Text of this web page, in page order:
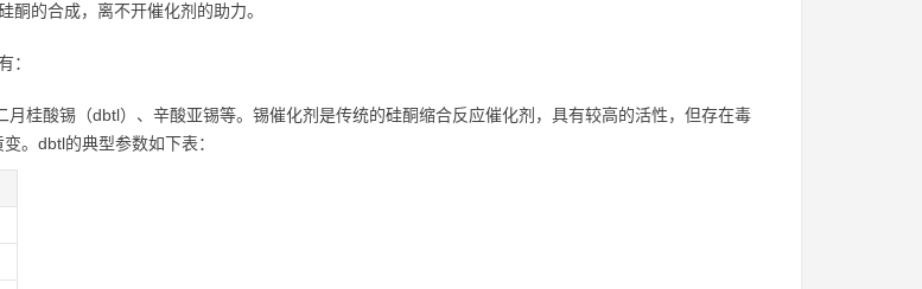
酮的合成，离不开催化剂的助力。
：
月桂酸锡（dbtl）、辛酸亚锡等。锡催化剂是传统的硅酮缩合反应催化剂，具有较高的活性，但存在毒
。dbtl的典型参数如下表：